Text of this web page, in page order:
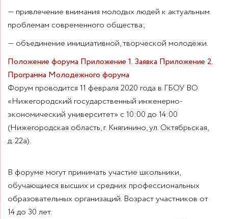
— привлечение внимания молодых людей к актуальным
проблемам современного общества;
— объединение инициативной, творческой молодёжи.
Положение форума Приложение 1. Заявка Приложение 2.
Программа Молодежного форума
Форум проводится 11 февраля 2020 года в ГБОУ ВО
«Нижегородский государственный инженерно-
экономический университет» с 10:00 до 14:00
(Нижегородская область, г. Княгинино, ул. Октябрьская,
д. 22а).
В форуме могут принимать участие школьники,
обучающиеся высших и средних профессиональных
образовательных организаций. Возраст участников от